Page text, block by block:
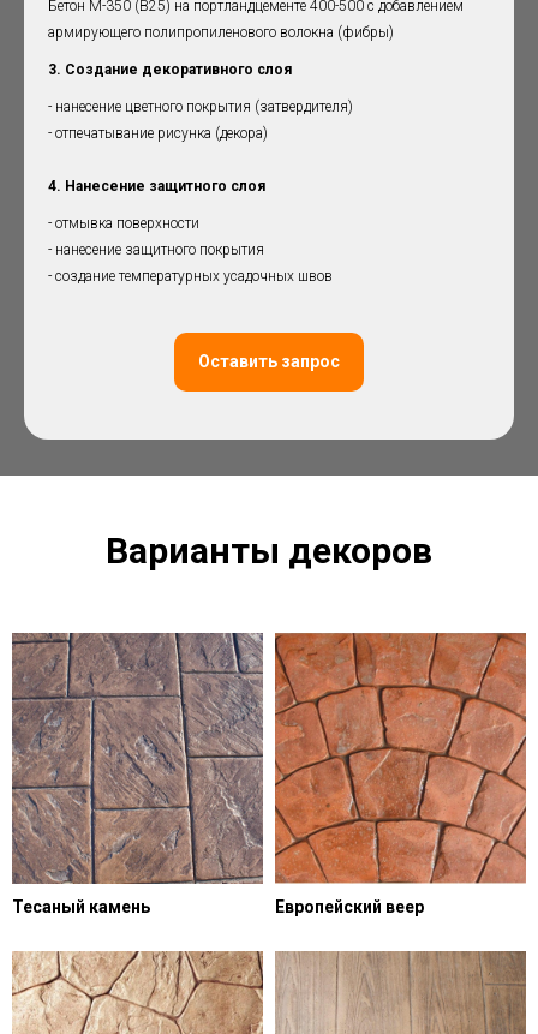
Бетон М-350 (B25) на портландцементе 400-500 с добавлением
армирующего полипропиленового волокна (фибры)
3. Создание декоративного слоя
- нанесение цветного покрытия (затвердителя)
- отпечатывание рисунка (декора)
4. Нанесение защитного слоя
- отмывка поверхности
- нанесение защитного покрытия
- создание температурных усадочных швов
Оставить запрос
Варианты декоров
Тесаный камень Европейский веер